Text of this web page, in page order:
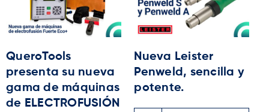
QueroTools
presenta su nueva
gama de máquinas
de ELECTROFUSIÓN
Nueva Leister
Penweld, sencilla y
potente.